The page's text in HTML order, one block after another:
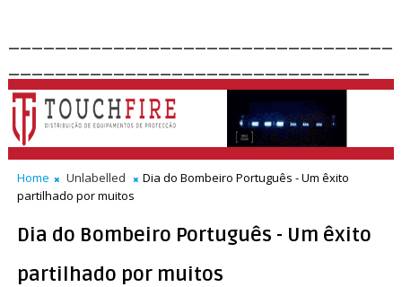
Home Unlabelled
Dia do Bombeiro Português - Um êxito
partilhado por muitos
Dia do Bombeiro Português - Um êxito
partilhado por muitos